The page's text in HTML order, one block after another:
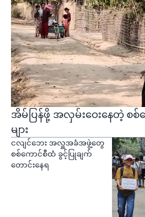
အိမ်ပြန်ဖို့ အလှမ်းဝေးနေတဲ့ စစ်
များ
ငလျင်ဘေး အလှူအခံအဖွဲ့တွေ
စစ်ကောင်စီထံ ခွင့်ပြုချက်
တောင်းနေရ